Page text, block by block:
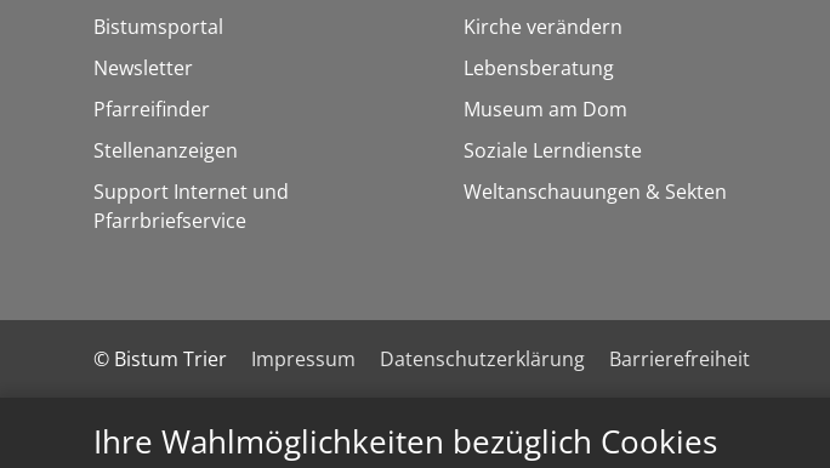
Ihre Wahlmöglichkeiten bezüglich Cookies
Bistumsportal
Newsletter
Pfarreifinder
Stellenanzeigen
Support Internet und
Pfarrbriefservice
Kirche verändern
Lebensberatung
Museum am Dom
Soziale Lerndienste
Weltanschauungen & Sekten
© Bistum Trier Impressum Datenschutzerklärung Barrierefreiheit